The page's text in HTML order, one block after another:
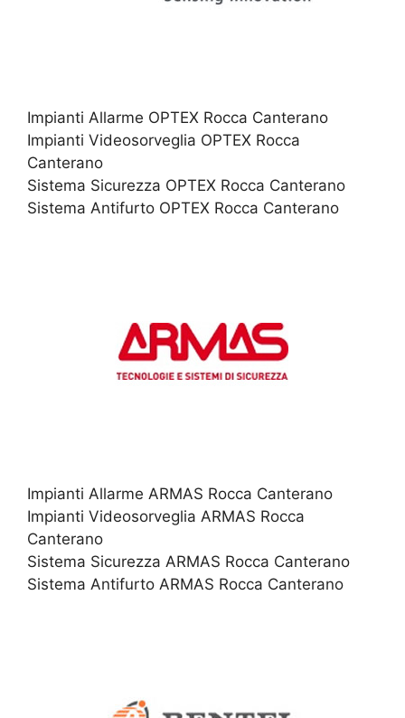
Impianti Allarme OPTEX Rocca Canterano
Impianti Videosorveglia OPTEX Rocca
Canterano
Sistema Sicurezza OPTEX Rocca Canterano
Sistema Antifurto OPTEX Rocca Canterano
Impianti Allarme ARMAS Rocca Canterano
Impianti Videosorveglia ARMAS Rocca
Canterano
Sistema Sicurezza ARMAS Rocca Canterano
Sistema Antifurto ARMAS Rocca Canterano